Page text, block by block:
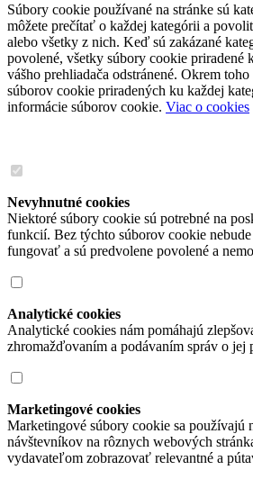
Súbory cookie používané na stránke sú
môžete prečítať o každej kategórii a
alebo všetky z nich. Keď sú zakázané
povolené, všetky súbory cookie priradené
vášho prehliadača odstránené. Okrem
súborov cookie priradených ku každej
informácie súborov cookie. Viac o cookies
Nevyhnutné cookies
Niektoré súbory cookie sú potrebné na
funkcií. Bez týchto súborov cookie
fungovať a sú predvolene povolené a
Analytické cookies
Analytické cookies nám pomáhajú
zhromažďovaním a podávaním správ o jej
Marketingové cookies
Marketingové súbory cookie sa používajú
návštevníkov na rôznych webových
vydavateľom zobrazovať relevantné a